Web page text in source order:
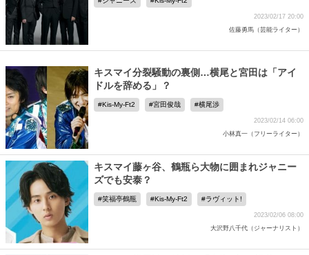
2023/02/17 20:00
佐藤勇馬（芸能ライター）
キスマイ分裂騒動の裏側…横尾と宮田は「アイ
ドルを辞める」？
Kis-My-Ft2 宮田俊哉 横尾渉
2023/02/14 06:00
小林真一（フリーライター）
キスマイ藤ヶ谷、鶴瓶ら大物に囲まれジャニー
ズでも安泰？
笑福亭鶴瓶 Kis-My-Ft2 ラヴィット!
2023/02/06 08:00
大沢野八千代（ジャーナリスト）